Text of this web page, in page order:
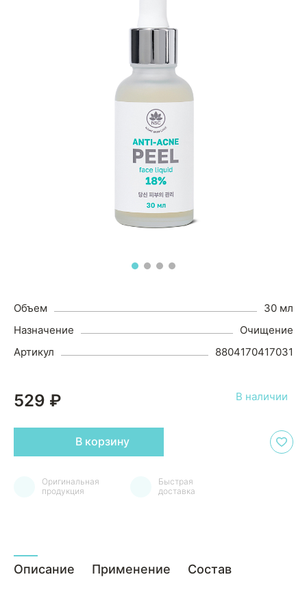
Объем
30 мл
Назначение
Очищение
Артикул
8804170417031
529 ₽ В наличии
В корзину
Оригинальная
продукция
Быстрая
доставка
Описание Применение Состав